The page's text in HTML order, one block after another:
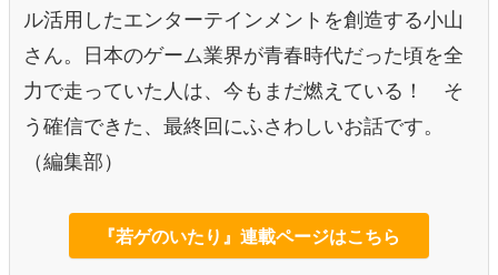
ル活用したエンターテインメントを創造する小山
さん。日本のゲーム業界が青春時代だった頃を全
力で走っていた人は、今もまだ燃えている！ そ
う確信できた、最終回にふさわしいお話です。
（編集部）
『若ゲのいたり』連載ページはこちら